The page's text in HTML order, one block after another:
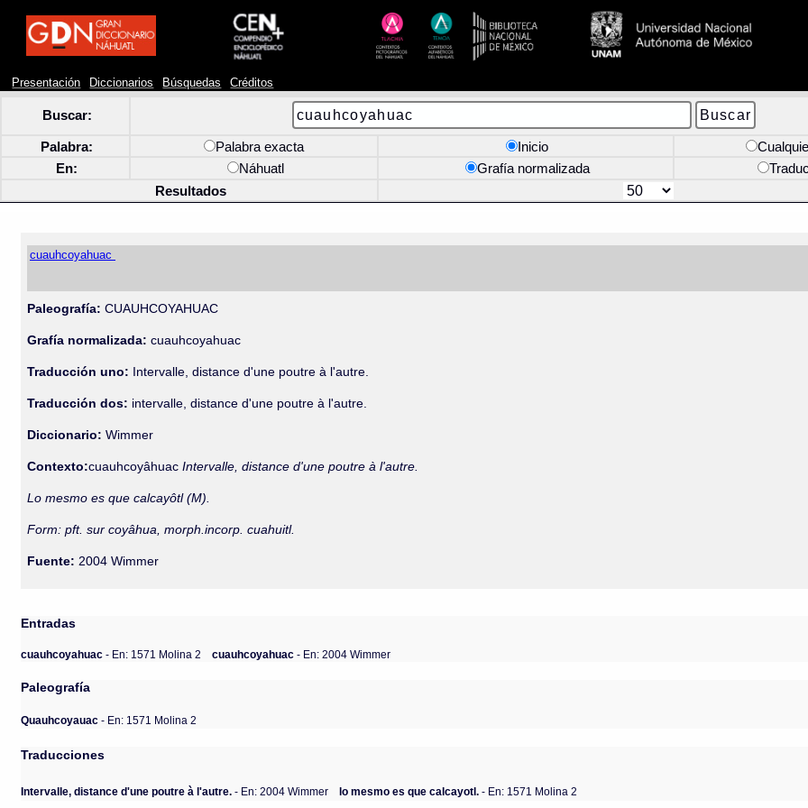
Presentación Diccionarios Búsquedas Créditos
Buscar:
Palabra: Palabra exacta Inicio
En:
Náhuatl Grafía normalizada
Resultados
cuauhcoyahuac
Paleografía: CUAUHCOYAHUAC
Grafía normalizada: cuauhcoyahuac
Traducción uno: Intervalle, distance d'une poutre à l'autre.
Traducción dos: intervalle, distance d'une poutre à l'autre.
Diccionario:Wimmer
Contexto:cuauhcoyâhuacIntervalle, distance d'une poutre à l'autre.
Lo mesmo es que calcayôtl (M).
Form: pft. sur coyâhua, morph.incorp. cuahuitl.
Fuente: 2004 Wimmer
Entradas
cuauhcoyahuac- En: 1571 Molina 2 cuauhcoyahuac- En: 2004 Wimmer
Paleografía
Quauhcoyauac - En: 1571 Molina 2
Traducciones
Intervalle, distance d'une poutre à l'autre. - En: 2004 Wimmer lo mesmo es que calcayotl. - En: 1571 Molina 2